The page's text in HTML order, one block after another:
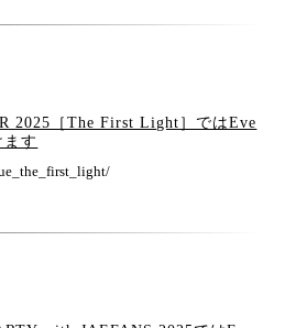
2025［The First Light］ではEve
す